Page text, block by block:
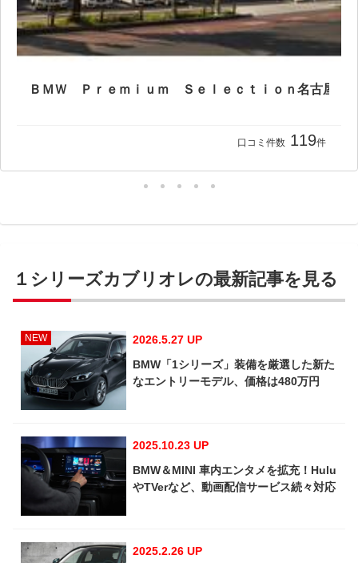
口コミ件数 119件
１シリーズカブリオレの最新記事を見る
NEW
2026.5.27 UP
BMW「1シリーズ」装備を厳選した新た
なエントリーモデル、価格は480万円
2025.10.23 UP
BMW＆MINI 車内エンタメを拡充！Hulu
やTVerなど、動画配信サービス続々対応
2025.2.26 UP